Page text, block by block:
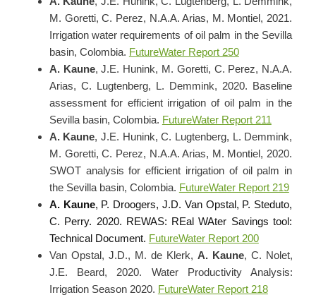
M. Goretti, C. Perez, N.A.A. Arias, M. Montiel, 2021.
Irrigation water requirements of oil palm in the Sevilla
basin, Colombia. FutureWater Report 250
A. Kaune, J.E. Hunink, M. Goretti, C. Perez, N.A.A.
Arias, C. Lugtenberg, L. Demmink, 2020.
Baseline
assessment for efficient irrigation of oil palm in the
Sevilla basin, Colombia. FutureWater Report 211
A. Kaune, J.E. Hunink, C. Lugtenberg, L. Demmink,
M. Goretti, C. Perez, N.A.A. Arias, M. Montiel, 2020.
SWOT analysis for efficient irrigation of oil palm in
the Sevilla basin, Colombia. FutureWater Report 219
A. Kaune, P. Droogers, J.D. Van Opstal, P. Steduto,
C. Perry. 2020. REWAS: REal WAter Savings tool:
Technical Document. FutureWater Report 200
Van Opstal, J.D., M. de Klerk, A. Kaune, C. Nolet,
J.E. Beard, 2020. Water Productivity Analysis:
Irrigation Season 2020. FutureWater Report 218